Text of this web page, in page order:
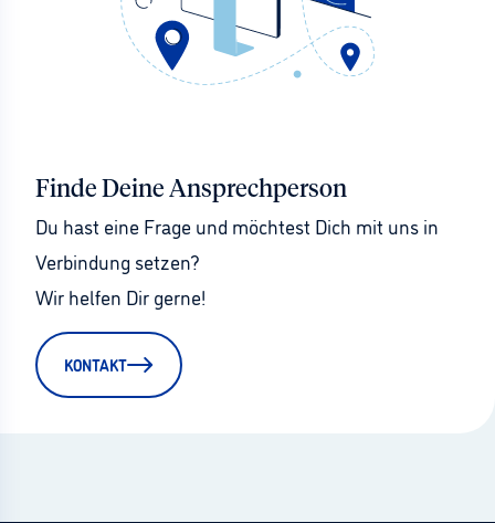
Finde Deine Ansprechperson
Du hast eine Frage und möchtest Dich mit uns in
Verbindung setzen?
Wir helfen Dir gerne!
KONTAKT